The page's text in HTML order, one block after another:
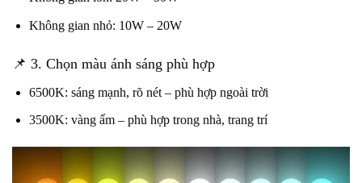
Không gian nhỏ: 10W – 20W
📌 3. Chọn màu ánh sáng phù hợp
6500K: sáng mạnh, rõ nét – phù hợp ngoài trời
3500K: vàng ấm – phù hợp trong nhà, trang trí